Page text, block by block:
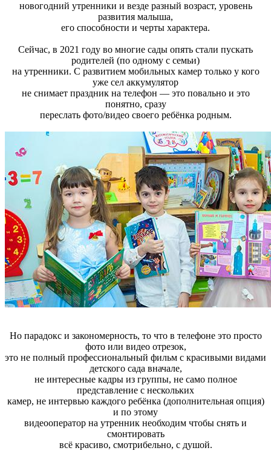
новогодний утренники и везде разный возраст, уровень
развития малыша,
его способности и черты характера.
Сейчас, в 2021 году во многие сады опять стали пускать
родителей (по одному с семьи)
на утренники. С развитием мобильных камер только у кого
уже сел аккумулятор
не снимает праздник на телефон — это повально и это
понятно, сразу
переслать фото/видео своего ребёнка родным.
Но парадокс и закономерность, то что в телефоне это просто
фото или видео отрезок,
это не полный профессиональный фильм с красивыми видами
детского сада вначале,
не интересные кадры из группы, не само полное
представление с нескольких
камер, не интервью каждого ребёнка (дополнительная опция)
и по этому
видеооператор на утренник необходим чтобы снять и
смонтировать
всё красиво, смотрибельно, с душой.